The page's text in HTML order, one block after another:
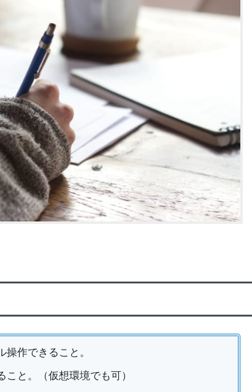
作できること。
と。（仮想環境でも可）